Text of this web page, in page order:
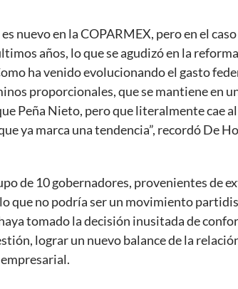
nuevo en la COPARMEX, pero en el
años, lo que se agudizó en la
ha venido evolucionando el gasto
proporcionales, que se mantiene en
Peña Nieto, pero que literalmente cae
ya marca una tendencia”, recordó De
de 10 gobernadores, provenientes de
que no podría ser un movimiento
tomado la decisión inusitada de
lograr un nuevo balance de la